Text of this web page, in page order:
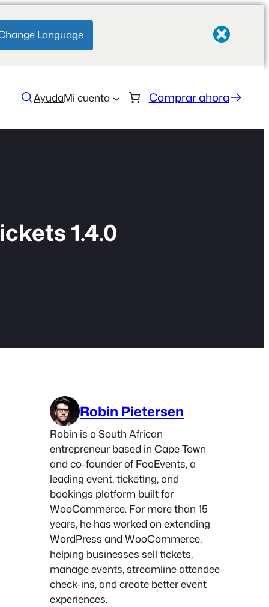
Language
AyudaMi cuenta Comprar ahora
1.4.0
Robin Pietersen
Robin is a South African
entrepreneur based in Cape Town
and co-founder of FooEvents, a
leading event, ticketing, and
bookings platform built for
WooCommerce. For more than 15
years, he has worked on extending
WordPress and WooCommerce,
helping businesses sell tickets,
manage events, streamline attendee
check-ins, and create better event
experiences.